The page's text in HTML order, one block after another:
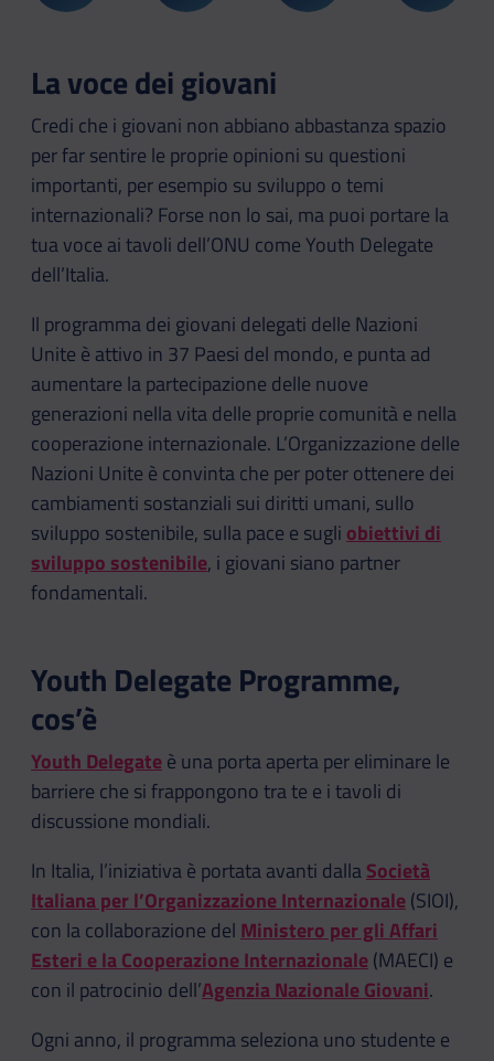
La voce dei giovani
Credi che i giovani non abbiano abbastanza spazio
per far sentire le proprie opinioni su questioni
importanti, per esempio su sviluppo o temi
internazionali? Forse non lo sai, ma puoi portare la
tua voce ai tavoli dell’ONU come Youth Delegate
dell’Italia.
Il programma dei giovani delegati delle Nazioni
Unite è attivo in 37 Paesi del mondo, e punta ad
aumentare la partecipazione delle nuove
generazioni nella vita delle proprie comunità e nella
cooperazione internazionale. L’Organizzazione delle
Nazioni Unite è convinta che per poter ottenere dei
cambiamenti sostanziali sui diritti umani, sullo
sviluppo sostenibile, sulla pace e sugli obiettivi di
sviluppo sostenibile, i giovani siano partner
fondamentali.
Youth Delegate Programme,
cos’è
Youth Delegateè una porta aperta per eliminare le
barriere che si frappongono tra te e i tavoli di
discussione mondiali.
In Italia, l’iniziativa è portata avanti dallaSocietà
Italiana per l’Organizzazione Internazionale(SIOI),
con la collaborazione del Ministero per gli Affari
Esteri e la Cooperazione Internazionale(MAECI) e
con il patrocinio dell’Agenzia Nazionale Giovani.
Ogni anno, il programma seleziona uno studente e